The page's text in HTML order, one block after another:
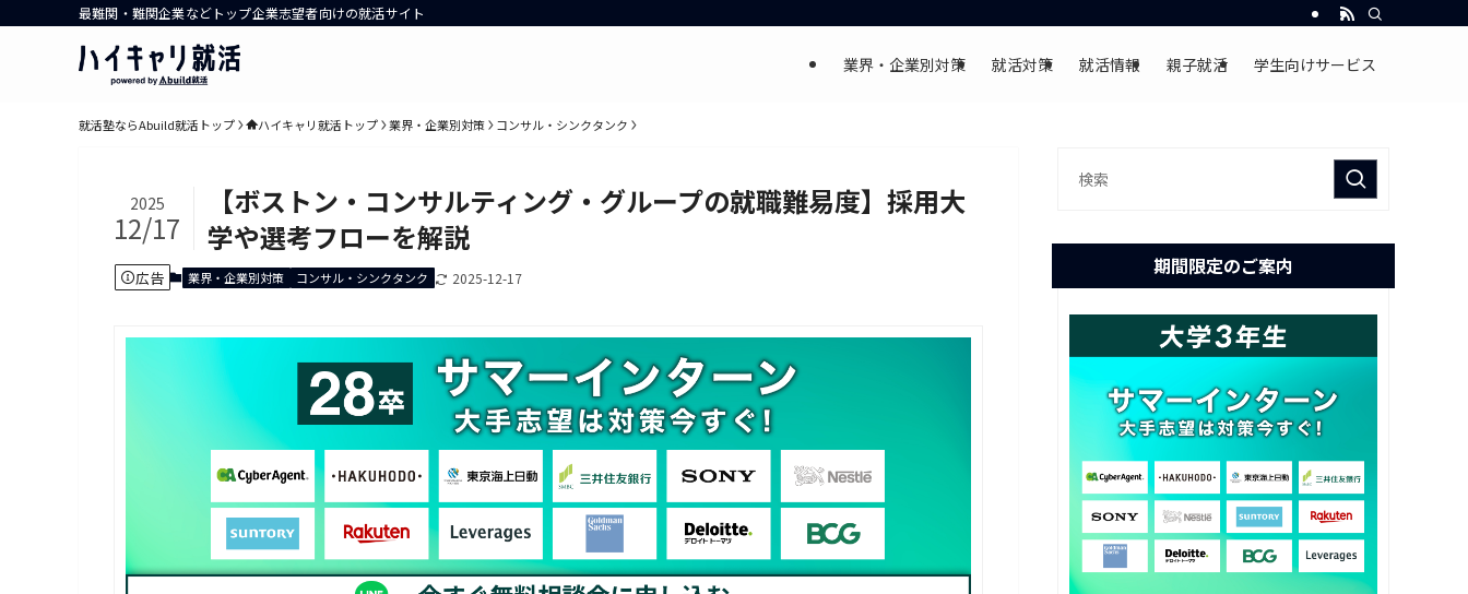
最難関・難関企業などトップ企業志望者向けの就活サイト
業界・企業別対策 就活対策 就活情報 親子就活 学生向けサービス
就活塾ならAbuild就活トップ ハイキャリ就活トップ 業界・企業別対策 コンサル・シンクタンク
【ボストン・コンサルティング・グループの就職難易度】採用大
学や選考フローを解説
2025
12/17
広告 業界・企業別対策 コンサル・シンクタンク 2025-12-17 期間限定のご案内